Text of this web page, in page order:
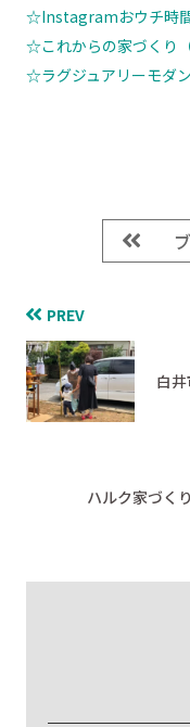
☆Instagramおウチ時
☆これからの家づくり
☆ラグジュアリーモダ
PREV
白
ハルク家づく